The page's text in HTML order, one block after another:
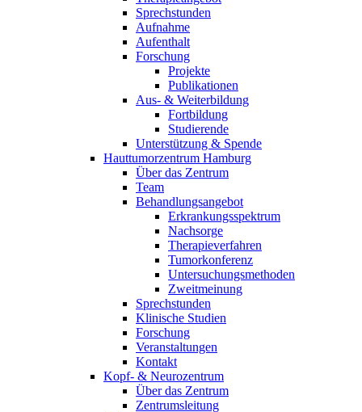
Sprechstunden
Aufnahme
Aufenthalt
Forschung
Projekte
Publikationen
Aus- & Weiterbildung
Fortbildung
Studierende
Unterstützung & Spende
Hauttumorzentrum Hamburg
Über das Zentrum
Team
Behandlungsangebot
Erkrankungsspektrum
Nachsorge
Therapieverfahren
Tumorkonferenz
Untersuchungsmethoden
Zweitmeinung
Sprechstunden
Klinische Studien
Forschung
Veranstaltungen
Kontakt
Kopf- & Neurozentrum
Über das Zentrum
Zentrumsleitung